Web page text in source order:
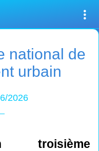
national de
urbain
2026
troisième